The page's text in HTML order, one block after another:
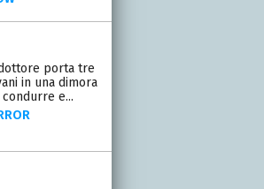
porta tre
in una dimora
e...